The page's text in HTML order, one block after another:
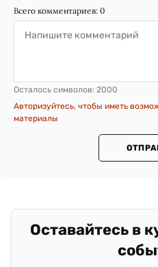
Всего комментариев: 0
Осталось символов: 2000
Авторизуйтесь, чтобы иметь
материалы
Оставайтесь в